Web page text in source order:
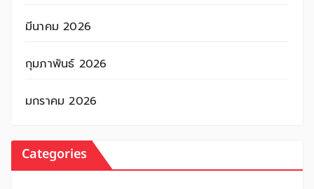
มีนาคม 2026
กุมภาพันธ์ 2026
มกราคม 2026
Categories